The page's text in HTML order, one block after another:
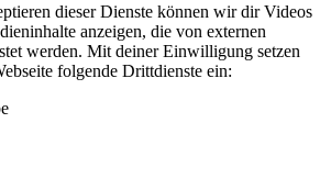
dieser Dienste können wir dir Videos
anzeigen, die von externen
werden. Mit deiner Einwilligung setzen
folgende Drittdienste ein: